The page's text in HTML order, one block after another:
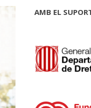
AMB EL